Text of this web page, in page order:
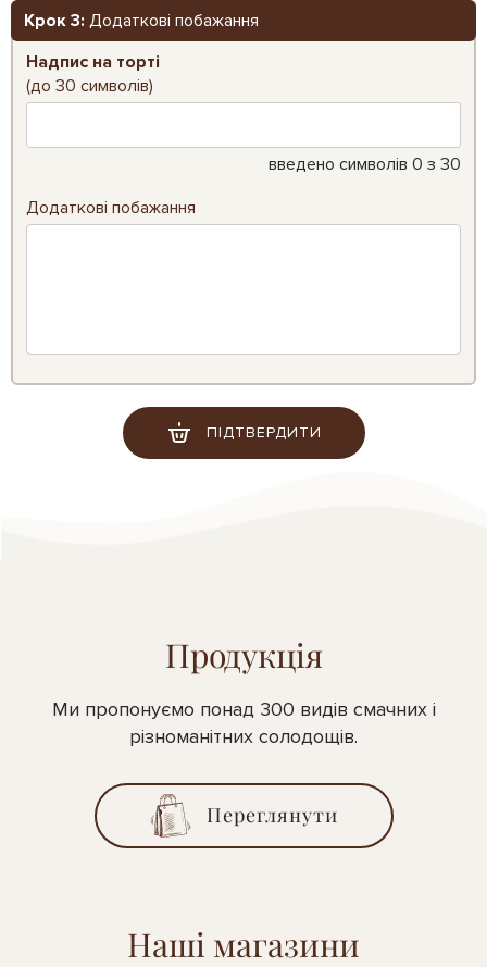
Крок 3: Додаткові побажання
Надпис на торті
(до 30 символів)
введено символів 0 з 30
Додаткові побажання
ПІДТВЕРДИТИ
Продукція
Ми пропонуємо понад 300 видів смачних і
різноманітних солодощів.
Переглянути
Наші магазини